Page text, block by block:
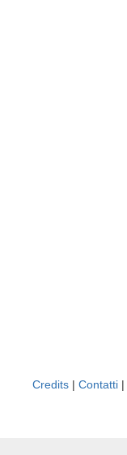
Credits | Contatti |